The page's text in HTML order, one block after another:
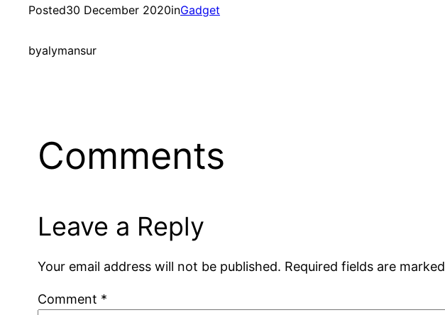
Posted30 December 2020inGadget
byalymansur
Comments
Leave a Reply
Your email address will not be published. Required fields are marked
Comment *